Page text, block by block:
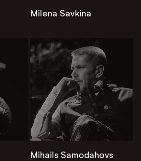
Milena Savkina
Mihails Samodahovs